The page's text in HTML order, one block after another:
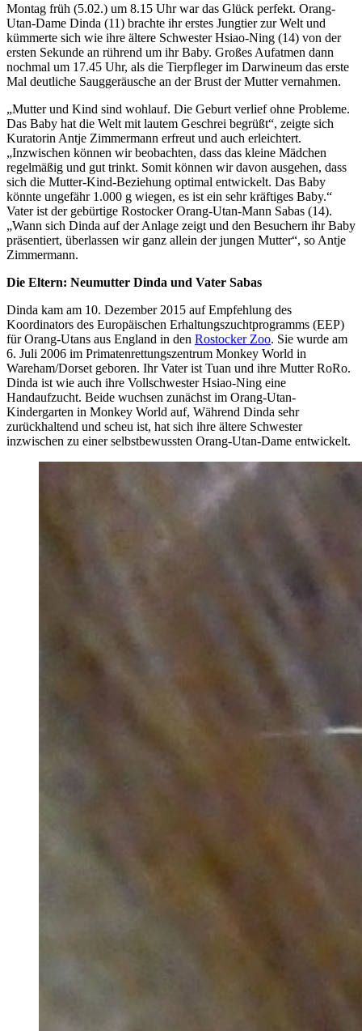
Montag früh (5.02.) um 8.15 Uhr war das Glück perfekt. Orang-
Utan-Dame Dinda (11) brachte ihr erstes Jungtier zur Welt und
kümmerte sich wie ihre ältere Schwester Hsiao-Ning (14) von der
ersten Sekunde an rührend um ihr Baby. Großes Aufatmen dann
nochmal um 17.45 Uhr, als die Tierpfleger im Darwineum das erste
Mal deutliche Sauggeräusche an der Brust der Mutter vernahmen.
„Mutter und Kind sind wohlauf. Die Geburt verlief ohne Probleme.
Das Baby hat die Welt mit lautem Geschrei begrüßt“, zeigte sich
Kuratorin Antje Zimmermann erfreut und auch erleichtert.
„Inzwischen können wir beobachten, dass das kleine Mädchen
regelmäßig und gut trinkt. Somit können wir davon ausgehen, dass
sich die Mutter-Kind-Beziehung optimal entwickelt. Das Baby
könnte ungefähr 1.000 g wiegen, es ist ein sehr kräftiges Baby.“
Vater ist der gebürtige Rostocker Orang-Utan-Mann Sabas (14).
„Wann sich Dinda auf der Anlage zeigt und den Besuchern ihr Baby
präsentiert, überlassen wir ganz allein der jungen Mutter“, so Antje
Zimmermann.
Die Eltern: Neumutter Dinda und Vater Sabas
Dinda kam am 10. Dezember 2015 auf Empfehlung des
Koordinators des Europäischen Erhaltungszuchtprogramms (EEP)
für Orang-Utans aus England in den Rostocker Zoo. Sie wurde am
6. Juli 2006 im Primatenrettungszentrum Monkey World in
Wareham/Dorset geboren. Ihr Vater ist Tuan und ihre Mutter RoRo.
Dinda ist wie auch ihre Vollschwester Hsiao-Ning eine
Handaufzucht. Beide wuchsen zunächst im Orang-Utan-
Kindergarten in Monkey World auf, Während Dinda sehr
zurückhaltend und scheu ist, hat sich ihre ältere Schwester
inzwischen zu einer selbstbewussten Orang-Utan-Dame entwickelt.